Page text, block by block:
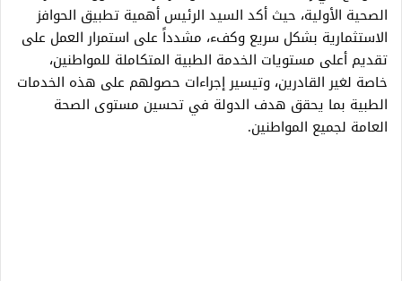
الصحية الأولية، حيث أكد السيد الرئيس أهمية تطبيق الحوافز
الاستثمارية بشكل سريع وكفء، مشدداً على استمرار العمل على
تقديم أعلى مستويات الخدمة الطبية المتكاملة للمواطنين،
خاصة لغير القادرين، وتيسير إجراءات حصولهم على هذه الخدمات
الطبية بما يحقق هدف الدولة في تحسين مستوى الصحة
العامة لجميع المواطنين.